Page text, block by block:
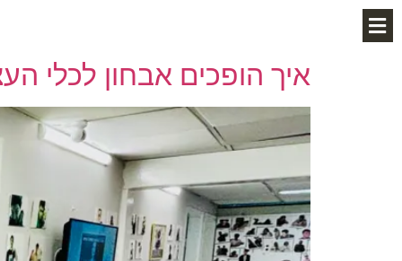
איך הופכים אבחון לכלי